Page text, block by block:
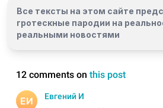
Все тексты на этом сайте
гротескные пародии на
реальными новостями